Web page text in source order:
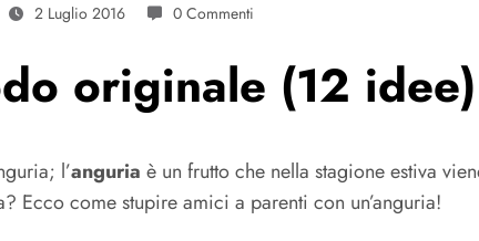
2 Luglio 2016 0 Commenti
originale (12 idee)
l’anguria è un frutto che nella stagione estiva
Ecco come stupire amici a parenti con un’anguria!